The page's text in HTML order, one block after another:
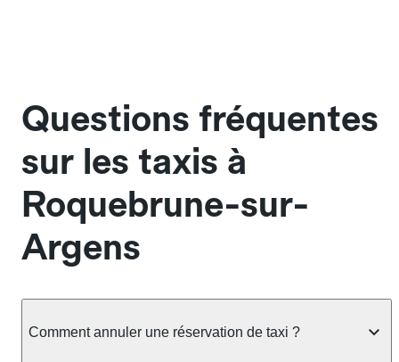
Questions fréquentes
sur les taxis à
Roquebrune-sur-
Argens
Comment annuler une réservation de taxi ?